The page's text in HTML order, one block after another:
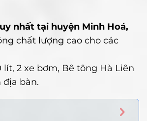
nhất tại huyện Minh Hoá,
chất lượng cao cho các
2 xe bơm, Bê tông Hà Liên
bàn.